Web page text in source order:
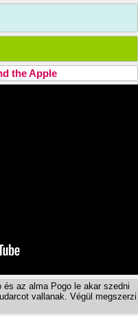
the Apple
és az alma Pogo le akar szedni
vallanak. Végül megszerzi